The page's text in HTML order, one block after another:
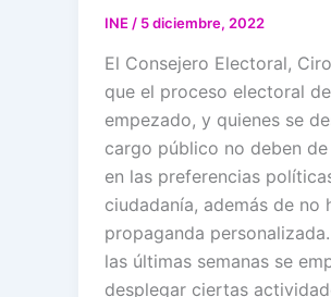
INE / 5 diciembre, 2022
El Consejero Electoral,
que el proceso electoral
empezado, y quienes se
cargo público no deben
en las preferencias
ciudadanía, además de no
propaganda
las últimas semanas se
desplegar ciertas